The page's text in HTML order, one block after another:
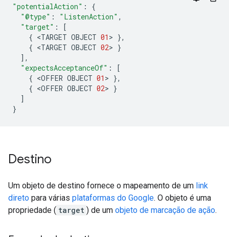
"potentialAction" :
{
"@type" : "ListenAction" ,
"target" :
[
{ <TARGET OBJECT 01 > },
{ <TARGET OBJECT 02> }
],
"expectsAcceptanceOf" :
[
{ <OFFER OBJECT 01 > },
{ <OFFER OBJECT 02> }
]
}
Destino
Um objeto de destino fornece o mapeamento de um link
direto para várias plataformas do Google. O objeto é uma
propriedade ( target ) de um objeto de marcação de ação.